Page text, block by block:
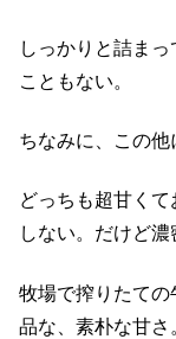
しっかりと詰ま
こともない。
ちなみに、この他
どっちも超甘く
しない。だけど濃
牧場で搾りたての
品な、素朴な甘さ